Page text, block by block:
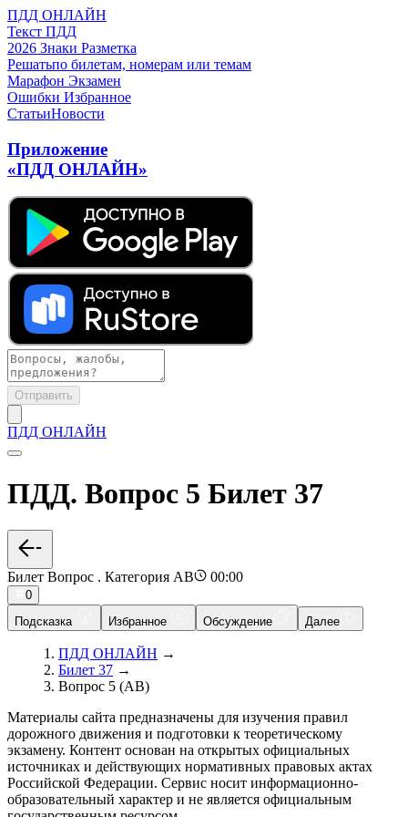
ПДД ОНЛАЙН
Текст ПДД
2026 Знаки Разметка
Решатьпо билетам, номерам или темам
Марафон Экзамен
Ошибки Избранное
СтатьиНовости
Приложение
«ПДД ОНЛАЙН»
Отправить
ПДД ОНЛАЙН
ПДД. Вопрос 5 Билет 37
Билет Вопрос . Категория AB 00:00
0
Подсказка
Избранное Обсуждение Далее
ПДД ОНЛАЙН →
Билет 37 →
Вопрос 5 (AB)
Материалы сайта предназначены для изучения правил
дорожного движения и подготовки к теоретическому
экзамену. Контент основан на открытых официальных
источниках и действующих нормативных правовых актах
Российской Федерации. Сервис носит информационно-
образовательный характер и не является официальным